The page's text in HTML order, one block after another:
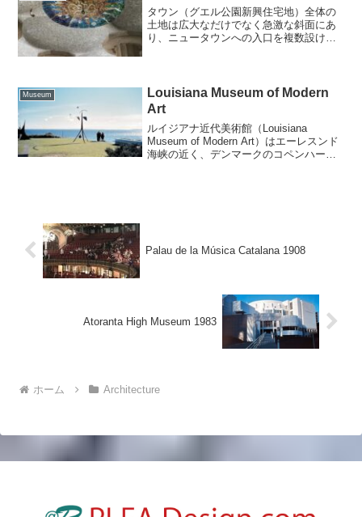
タウン（グエル公園新興住宅地）全体の
土地は広大なだけでなく急激な斜面にあ
り、ニュータウンへの入口を複数設ける
めに利用されていたアプロ...
Museum
Louisiana Museum of Modern
Art
ルイジアナ近代美術館（Louisiana
Museum of Modern Art）はエーレスンド
海峡の近く、デンマークのコペンハーゲ
Palau de la Música Catalana 1908
Atoranta High Museum 1983
ホーム Architecture